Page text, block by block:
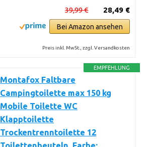
28,49 €
39,99 €
Bei Amazon ansehen
Preis inkl. MwSt., zzgl. Versandkosten
EMPFEHLUNG
Montafox Faltbare
Campingtoilette max 150 kg
Mobile Toilette WC
Klapptoilette
Trockentrenntoilette 12